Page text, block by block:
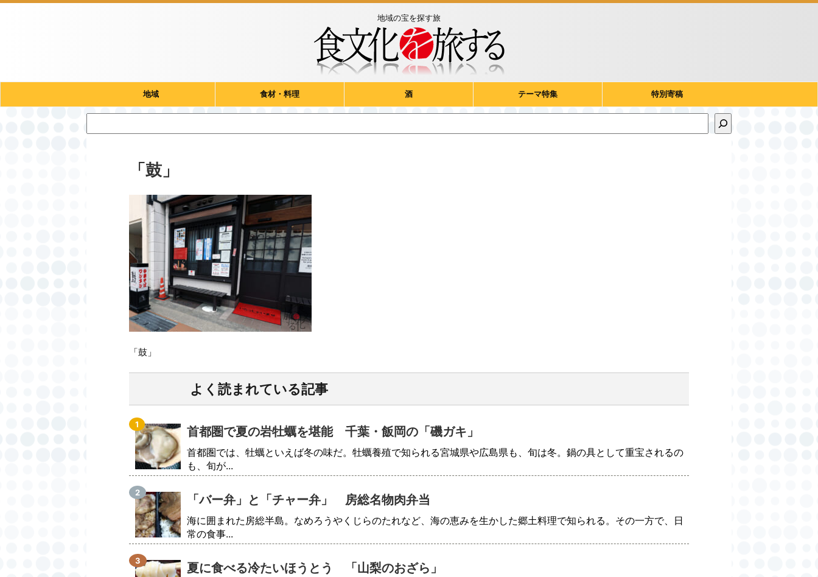
地域の宝を探す旅
地域 食材・料理 酒 テーマ特集 特別寄稿
「鼓」
「鼓」
よく読まれている記事
首都圏で夏の岩牡蠣を堪能 千葉・飯岡の「磯ガキ」
首都圏では、牡蠣といえば冬の味だ。牡蠣養殖で知られる宮城県や広島県も、旬は冬。鍋の具として重宝されるの
も、旬が...
「バー弁」と「チャー弁」 房総名物肉弁当
海に囲まれた房総半島。なめろうやくじらのたれなど、海の恵みを生かした郷土料理で知られる。その一方で、日
常の食事...
夏に食べる冷たいほうとう 「山梨のおざら」